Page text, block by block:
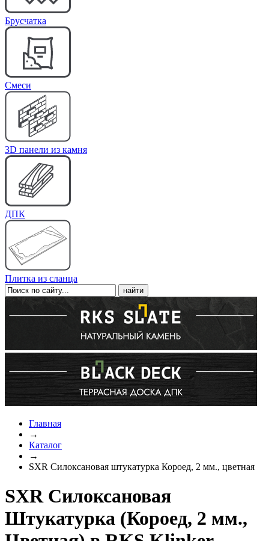
Брусчатка
Cмеси
3D панели из камня
ДПК
Плитка из сланца
Главная
→
Каталог
→
SXR Силоксановая штукатурка Короед, 2 мм., цветная
SXR Силоксановая
Штукатурка (Короед, 2 мм.,